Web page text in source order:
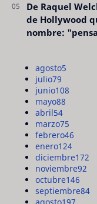
De Raquel
de Hollywood
nombre:
agosto5
julio79
junio108
mayo88
abril54
marzo75
febrero46
enero124
diciembre172
noviembre92
octubre146
septiembre84